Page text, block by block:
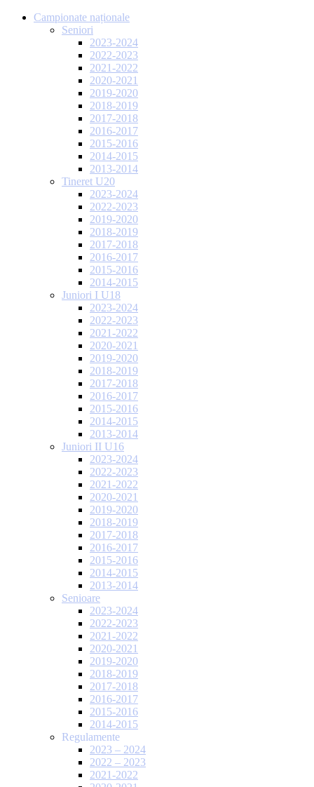
Campionate naționale
Seniori
2023-2024
2022-2023
2021-2022
2020-2021
2019-2020
2018-2019
2017-2018
2016-2017
2015-2016
2014-2015
2013-2014
Tineret U20
2023-2024
2022-2023
2019-2020
2018-2019
2017-2018
2016-2017
2015-2016
2014-2015
Juniori I U18
2023-2024
2022-2023
2021-2022
2020-2021
2019-2020
2018-2019
2017-2018
2016-2017
2015-2016
2014-2015
2013-2014
Juniori II U16
2023-2024
2022-2023
2021-2022
2020-2021
2019-2020
2018-2019
2017-2018
2016-2017
2015-2016
2014-2015
2013-2014
Senioare
2023-2024
2022-2023
2021-2022
2020-2021
2019-2020
2018-2019
2017-2018
2016-2017
2015-2016
2014-2015
Regulamente
2023 – 2024
2022 – 2023
2021-2022